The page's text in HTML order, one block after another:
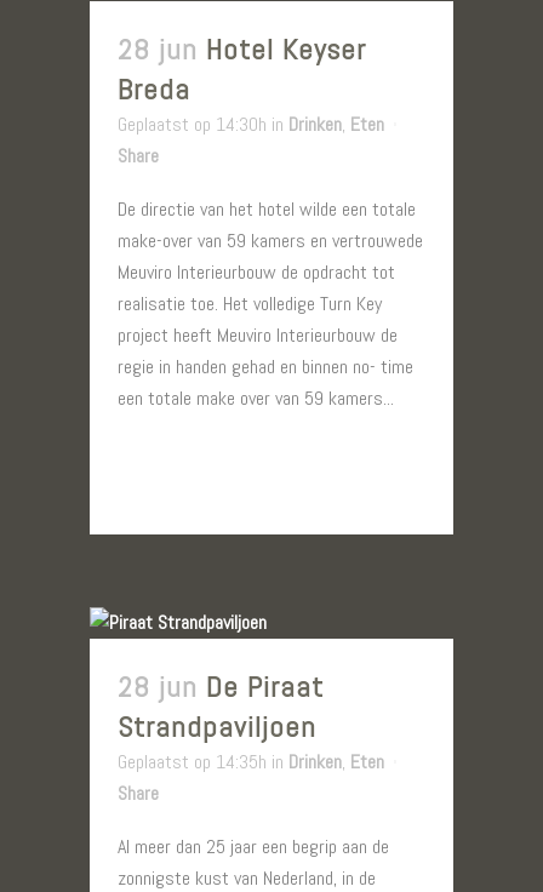
28 jun Hotel Keyser
Breda
Geplaatst op 14:30h in Drinken, Eten
Share
De directie van het hotel wilde een totale
make-over van 59 kamers en vertrouwede
Meuviro Interieurbouw de opdracht tot
realisatie toe. Het volledige Turn Key
project heeft Meuviro Interieurbouw de
regie in handen gehad en binnen no- time
een totale make over van 59 kamers...
28 jun De Piraat
Strandpaviljoen
Geplaatst op 14:35h in Drinken, Eten
Share
Al meer dan 25 jaar een begrip aan de
zonnigste kust van Nederland, in de